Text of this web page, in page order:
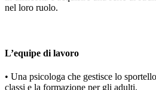
nel loro ruolo.
L’equipe di lavoro
• Una psicologa che gestisce lo
classi e la formazione per gli adulti.